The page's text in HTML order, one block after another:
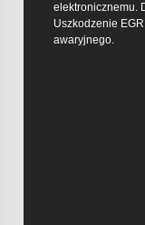
elektronicznemu.
Uszkodzenie
awaryjnego.